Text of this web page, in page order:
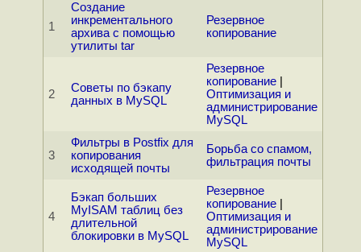
1
Создание
инкрементального
архива с помощью
утилиты tar
Резервное
копирование
2
Советы по бэкапу
данных в MySQL
Резервное
копирование|
Оптимизация и
администрирование
MySQL
3
Фильтры в Postfix для
копирования
исходящей почты
Борьба со спамом,
фильтрация почты
4
Бэкап больших
MyISAM таблиц без
длительной
блокировки в MySQL
Резервное
копирование|
Оптимизация и
администрирование
MySQL